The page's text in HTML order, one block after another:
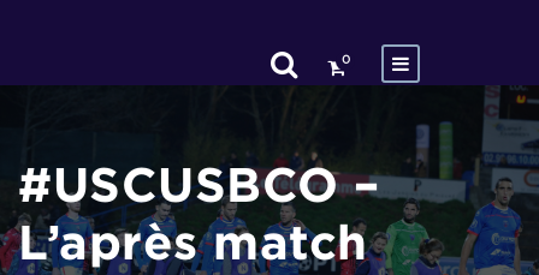
0
#USCUSBCO –
L’après match